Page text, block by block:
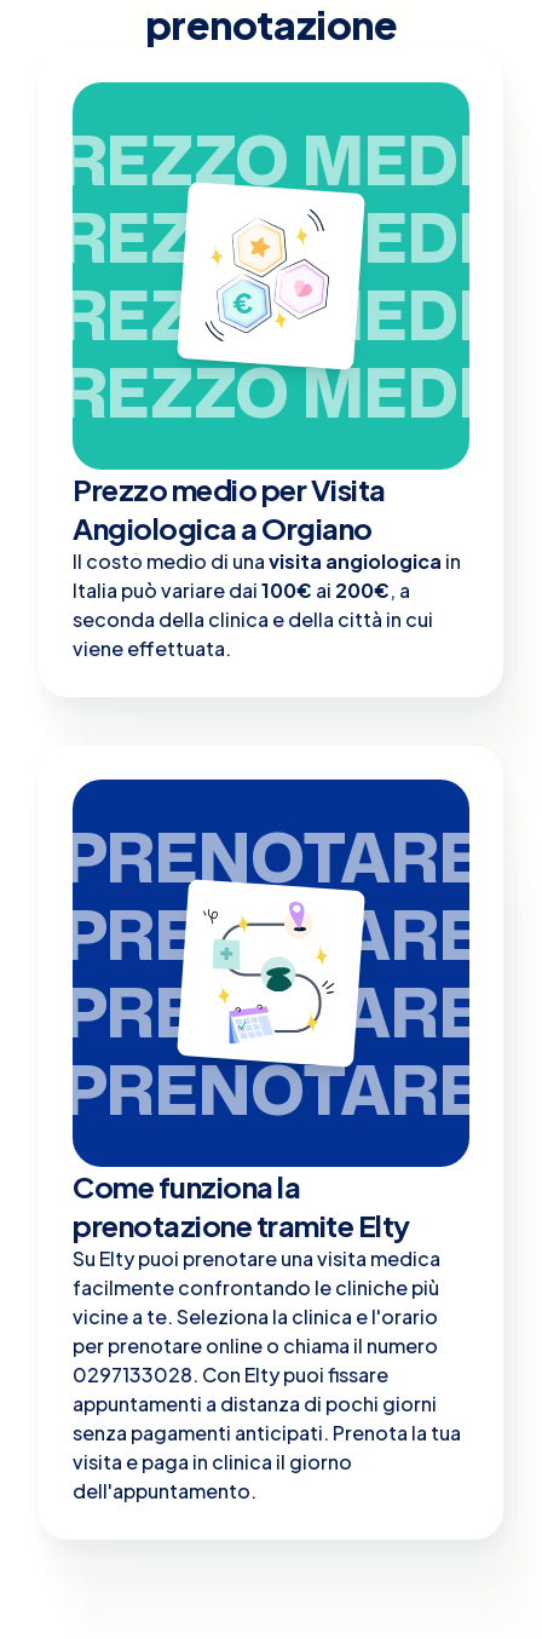
prenotazione
PREZZO MEDIO
PREZZO MEDIO
PREZZO MEDIO
PREZZO MEDIO
Prezzo medio per Visita
Angiologica a Orgiano
Il costo medio di unavisita angiologica in
Italia può variare dai100€ ai 200€, a
seconda della clinica e della città in cui
viene effettuata.
PRENOTARE
PRENOTARE
PRENOTARE
PRENOTARE
Come funziona la
prenotazione tramite Elty
Su Elty puoi prenotare una visita medica
facilmente confrontando le cliniche più
vicine a te. Seleziona la clinica e l'orario
per prenotare online o chiama il numero
0297133028. Con Elty puoi fissare
appuntamenti a distanza di pochi giorni
senza pagamenti anticipati. Prenota la tua
visita e paga in clinica il giorno
dell'appuntamento.